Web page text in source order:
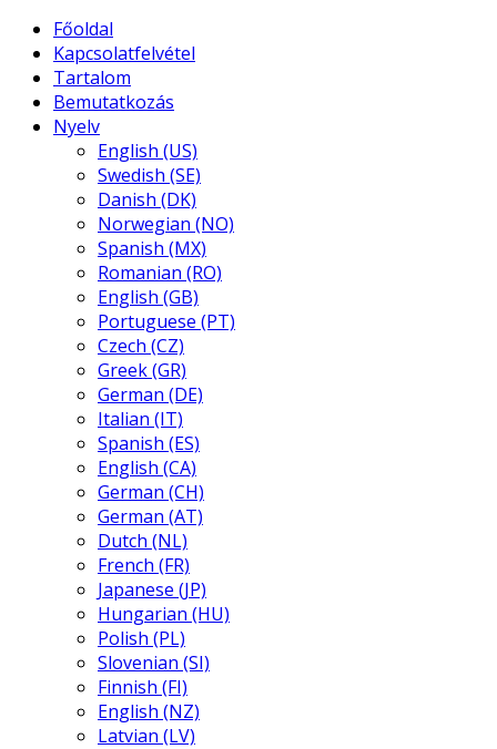
Főoldal
Kapcsolatfelvétel
Tartalom
Bemutatkozás
Nyelv
English (US)
Swedish (SE)
Danish (DK)
Norwegian (NO)
Spanish (MX)
Romanian (RO)
English (GB)
Portuguese (PT)
Czech (CZ)
Greek (GR)
German (DE)
Italian (IT)
Spanish (ES)
English (CA)
German (CH)
German (AT)
Dutch (NL)
French (FR)
Japanese (JP)
Hungarian (HU)
Polish (PL)
Slovenian (SI)
Finnish (FI)
English (NZ)
Latvian (LV)